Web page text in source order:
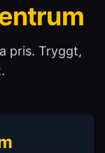
pris. Tryggt,